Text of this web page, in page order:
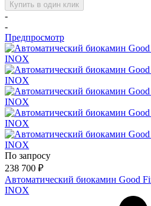
Купить в один клик
-
-
Предпросмотр
По запросу
238 700 ₽
Автоматический биокамин Good
INOX